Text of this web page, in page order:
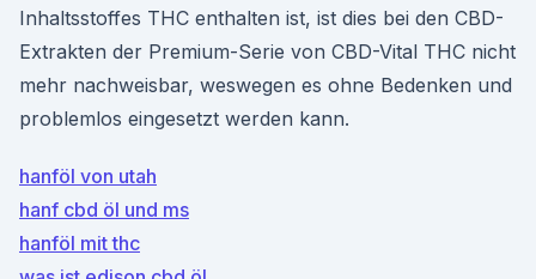
Inhaltsstoffes THC enthalten ist, ist dies bei den CBD-
Extrakten der Premium-Serie von CBD-Vital THC nicht
mehr nachweisbar, weswegen es ohne Bedenken und
problemlos eingesetzt werden kann.
hanföl von utah
hanf cbd öl und ms
hanföl mit thc